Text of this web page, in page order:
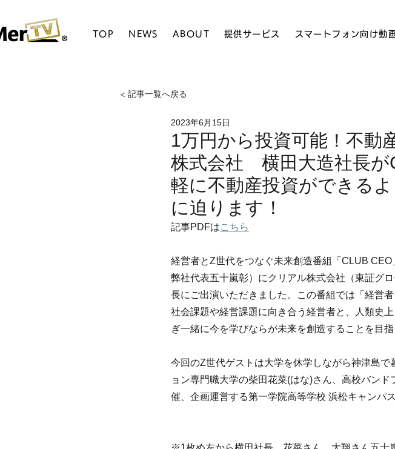
TOP NEWS ABOUT 提供サービス スマートフォン向け動
1万円から投資可能！不動
株式会社 横田大造社長が
軽に不動産投資ができる
に迫ります！
2023年6月15日
記事PDFはこちら
経営者とZ世代をつなぐ未来創造番組「CLUB
弊社代表五十嵐彰）にクリアル株式会社（東証グ
長にご出演いただきました。この番組では「経営
社会課題や経営課題に向き合う経営者と、人類史
ぎ一緒に今を学びならが未来を創造することを目指
今回のZ世代ゲストは大学を休学しながら神津島
ョン専門職大学の柴田花菜(はな)さん、高校バン
催、企画運営する第一学院高等学校 浜松キャンパ
< 記事一覧へ戻る